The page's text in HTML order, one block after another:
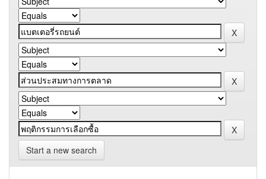
Start a new search